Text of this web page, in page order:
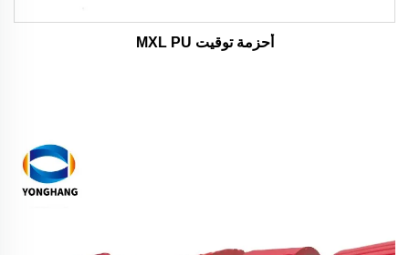
أحزمة توقيت MXL PU